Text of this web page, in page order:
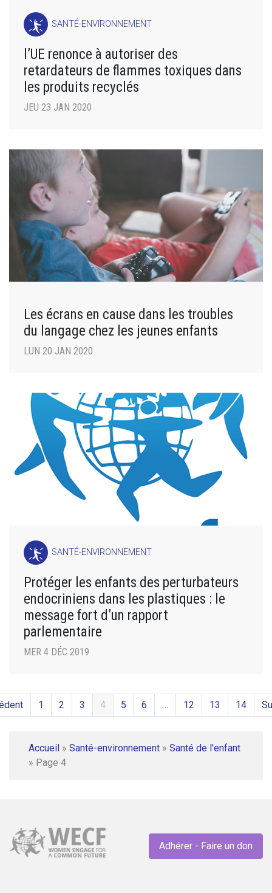
SANTÉ-ENVIRONNEMENT
l’UE renonce à autoriser des
retardateurs de flammes toxiques dans
les produits recyclés
JEU 23 JAN 2020
Les écrans en cause dans les troubles
du langage chez les jeunes enfants
LUN 20 JAN 2020
SANTÉ-ENVIRONNEMENT
Protéger les enfants des perturbateurs
endocriniens dans les plastiques : le
message fort d’un rapport
parlementaire
MER 4 DÉC 2019
1 2 3 4 5 6 … 12 13 14
Accueil » Santé-environnement » Santé de l'enfant
» Page 4
Adhérer - Faire un don